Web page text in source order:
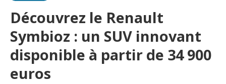
Découvrez le Renault
Symbioz : un SUV innovant
disponible à partir de 34 900
euros